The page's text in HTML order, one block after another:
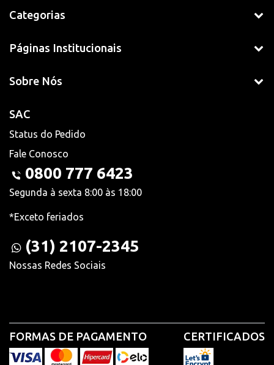
Categorias
Páginas Institucionais
Sobre Nós
SAC
Status do Pedido
Fale Conosco
0800 777 6423
Segunda à sexta 8:00 às 18:00
*Exceto feriados
(31) 2107-2345
Nossas Redes Sociais
FORMAS DE PAGAMENTO CERTIFICADOS